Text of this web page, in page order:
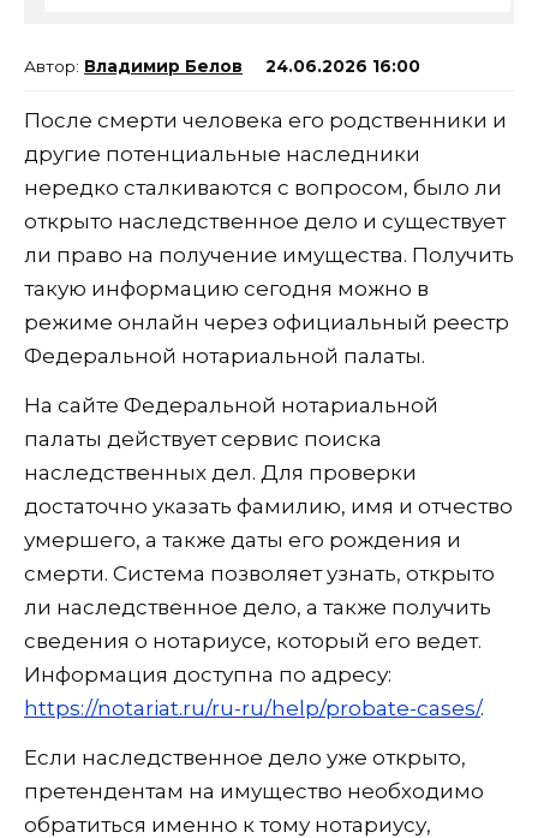
Владимир Белов 24.06.2026 16:00
После смерти человека его родственники и
другие потенциальные наследники
нередко сталкиваются с вопросом, было ли
открыто наследственное дело и существует
ли право на получение имущества. Получить
такую информацию сегодня можно в
режиме онлайн через официальный реестр
Федеральной нотариальной палаты.
На сайте Федеральной нотариальной
палаты действует сервис поиска
наследственных дел. Для проверки
достаточно указать фамилию, имя и отчество
умершего, а также даты его рождения и
смерти. Система позволяет узнать, открыто
ли наследственное дело, а также получить
сведения о нотариусе, который его ведет.
Информация доступна по адресу:
https://notariat.ru/ru-ru/help/probate-cases/.
Если наследственное дело уже открыто,
претендентам на имущество необходимо
обратиться именно к тому нотариусу,